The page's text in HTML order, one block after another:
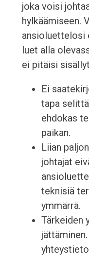
joka voisi
hylkäämiseen.
ansioluettelosi
luet alla
ei pitäisi
Ei
tapa
ehdokas
paikan.
Liian
johtajat
teknisiä
ymmärrä.
Tärkeiden